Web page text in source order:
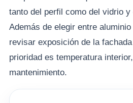
tanto del perfil como del vidrio
Además de elegir entre
revisar exposición de la
prioridad es temperatura
mantenimiento.